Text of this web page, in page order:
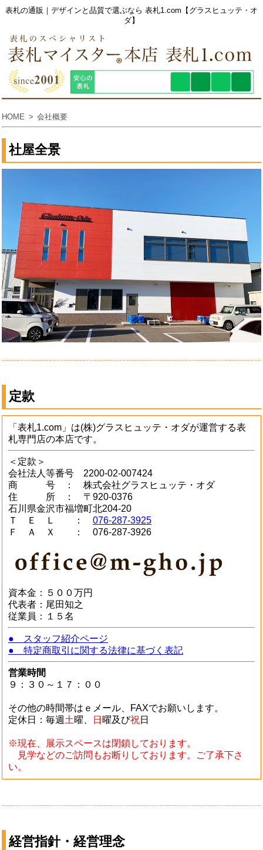
表札の通販｜デザインと品質で選ぶなら 表札1.com【グラスヒュッテ・オ
ダ】
HOME 会社概要
社屋全景
定款
「表札1.com」は(株)グラスヒュッテ・オダが運営する表
札専門店の本店です。
＜定款＞
会社法人等番号 2200-02-007424
商 号 ： 株式会社グラスヒュッテ・オダ
住 所 ： 〒920-0376
石川県金沢市福増町北204-20
Ｔ Ｅ Ｌ ： 076-287-3925
Ｆ Ａ Ｘ ： 076-287-3926
資本金：５００万円
代表者：尾田知之
従業員：１５名
● スタッフ紹介ページ
● 特定商取引に関する法律に基づく表記
営業時間
９：３０～ １７：００
その他の時間帯はｅメール、FAXでお願いします。
定休日：毎週 土曜、 日 曜及び祝日
※現在、展示スペースは閉鎖しております。
見学などのご訪問もお断りしております。ご了承下さ
い。
経営指針・経営理念